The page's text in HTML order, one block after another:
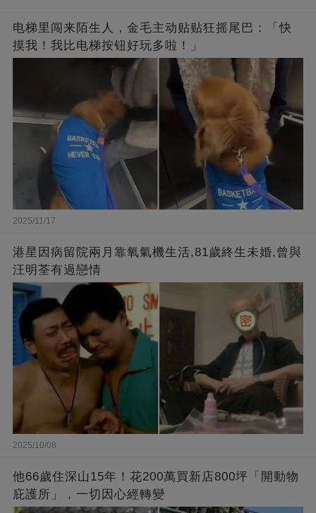
电梯里闯来陌生人，金毛主动贴贴狂摇尾巴：「快
摸我！我比电梯按钮好玩多啦！」
2025/11/17
港星因病留院兩月靠氧氣機生活,81歲終生未婚,曾與
汪明荃有過戀情
2025/10/08
他66歲住深山15年！花200萬買新店800坪「開動物
庇護所」，一切因心經轉變